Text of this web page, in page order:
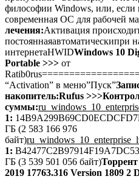
философии Windows, или, если
современная ОС для рабочей
лечения:Активация
постояннаяавтоматическипри
интернетаHWIDWindows 10
Portable >>> от
“Activation” в меню”Пуск”
накопитель:Rufus >>>
суммы:
1:
ГБ (2 583 166 976
байт)
1:
ГБ (3 539 501 056 байт)
2019 17763.316 Version 1809